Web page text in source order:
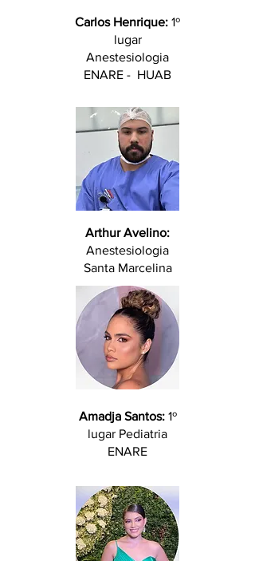
Arthur Avelino:
Anestesiologia
Santa Marcelina
Amadja Santos:1º
lugar Pediatria
ENARE
Carlos Henrique: 1º
lugar
Anestesiologia
ENARE - HUAB